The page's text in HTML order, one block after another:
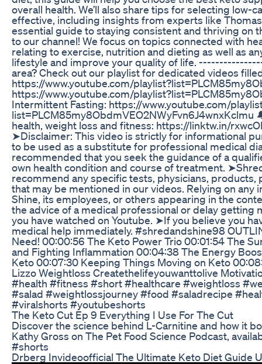
overall health. We’ll also share tips for selecting low-
effective, including insights from experts like
essential guide to staying consistent and thriving
to our channel! We focus on topics connected with
relating to exercise, nutrition and dieting as well as
lifestyle and improve your quality of life.
area? Check out our playlist for dedicated videos
https://www.youtube.com/
https://www.youtube.com/
Intermittent Fasting: https://www.youtube.com/
list=PLCM85my8ObdmVEO2NWyFvn6J4wnxKclmu
health, weight loss and fitness: https://linktw.in/rxwcOM
➤Disclaimer: This video is strictly for informational
to be used as a substitute for professional medical
recommended that you seek the guidance of a
own health condition and course of treatment.
recommend any specific tests, physicians,
that may be mentioned in our videos. Relying on
Shine, its employees, or others appearing in the
the advice of a medical professional or delay getting
you have watched on Youtube. ➤If you believe you
medical help immediately. #shredandshine98
Need! 00:00:56 The Keto Power Trio 00:01:54 The
and Fighting Inflammation 00:04:38 The Energy
Keto 00:07:30 Keeping Things Moving on Keto
Lizzo Weightloss Createthelifeyouwanttolive
#health #fitness #short #healthcare #weightloss
#salad #weightlossjourney #food #saladrecipe
#viralshorts #youtubeshorts
The Keto Cut Ep 9 Everything I Use For The Cut
Discover the science behind L-Carnitine and how it
Kathy Gross on The Pet Food Science Podcast,
#shorts
Drberg Invideoofficial The Ultimate Keto Diet Guide